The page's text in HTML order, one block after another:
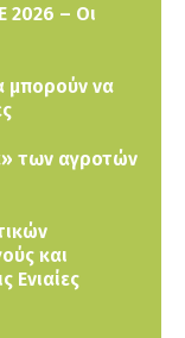
2026 – Οι
μπορούν να
των αγροτών
και
Ενιαίες